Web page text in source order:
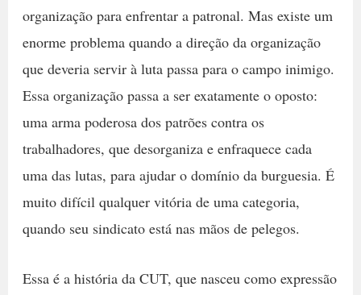
organização para enfrentar a patronal. Mas existe um
enorme problema quando a direção da organização
que deveria servir à luta passa para o campo inimigo.
Essa organização passa a ser exatamente o oposto:
uma arma poderosa dos patrões contra os
trabalhadores, que desorganiza e enfraquece cada
uma das lutas, para ajudar o domínio da burguesia. É
muito difícil qualquer vitória de uma categoria,
quando seu sindicato está nas mãos de pelegos.
Essa é a história da CUT, que nasceu como expressão